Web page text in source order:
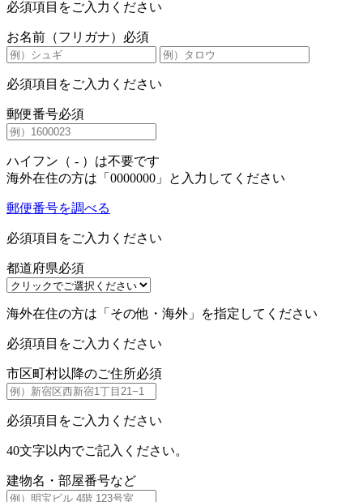
必須項目をご入力ください
お名前（フリガナ） 必須
必須項目をご入力ください
郵便番号必須
ハイフン（ - ）は不要です
海外在住の方は「0000000」と入力してください
郵便番号を調べる
必須項目をご入力ください
都道府県必須
海外在住の方は「その他・海外」を指定してください
必須項目をご入力ください
市区町村以降のご住所必須
必須項目をご入力ください
40文字以内でご記入ください。
建物名・部屋番号など